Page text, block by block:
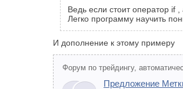
Ведь если стоит оператор if ,
Легко программу научить
И дополнение к этому примеру
Форум по трейдингу,
Предложение